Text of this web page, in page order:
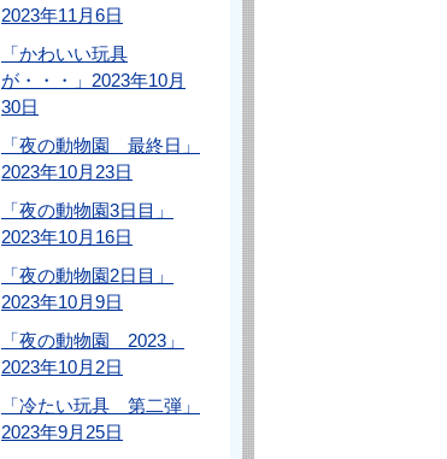
2023年11月6日
「かわいい玩具
が・・・」2023年10月
30日
「夜の動物園 最終日」
2023年10月23日
「夜の動物園3日目」
2023年10月16日
「夜の動物園2日目」
2023年10月9日
「夜の動物園 2023」
2023年10月2日
「冷たい玩具 第二弾」
2023年9月25日